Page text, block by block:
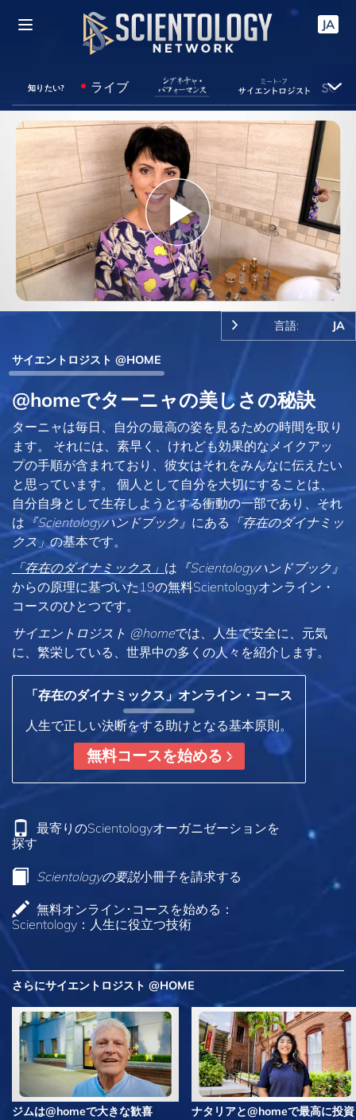
JA
知りたい? ライブ
Play
Video
言語: JA
サイエントロジスト @HOME
@homeでターニャの美しさの秘訣
ターニャは毎日、自分の最高の姿を見るための時間を取り
ます。 それには、素早く、けれども効果的なメイクアッ
プの手順が含まれており、彼女はそれをみんなに伝えたい
と思っています。 個人として自分を大切にすることは、
自分自身として生存しようとする衝動の一部であり、それ
は 『Scientologyハンドブック』 にある 「存在のダイナミッ
クス」の基本です。
「存在のダイナミックス」 は 『Scientologyハンドブック』
からの原理に基づいた19の無料Scientologyオンライン・
コースのひとつです。
サイエントロジスト @homeでは、人生で安全に、元気
に、繁栄している、世界中の多くの人々を紹介します。
「存在のダイナミックス」オンライン・コース
人生で正しい決断をする助けとなる基本原則。
無料コースを始める
最寄りのScientologyオーガニゼーションを
探す
Scientologyの要説小冊子を請求する
無料オンライン･コースを始める：
Scientology：人生に役立つ技術
さらにサイエントロジスト @HOME
ジムは@homeで大きな歓喜 ナタリアと@homeで最高に投資